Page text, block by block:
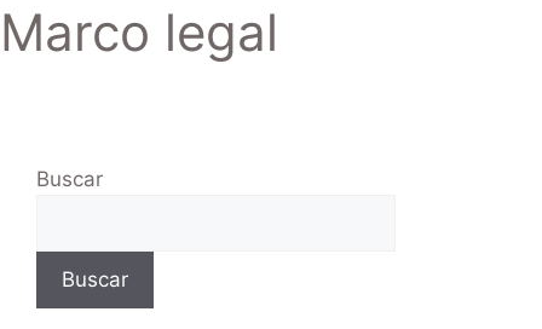
Marco legal
Buscar
Buscar